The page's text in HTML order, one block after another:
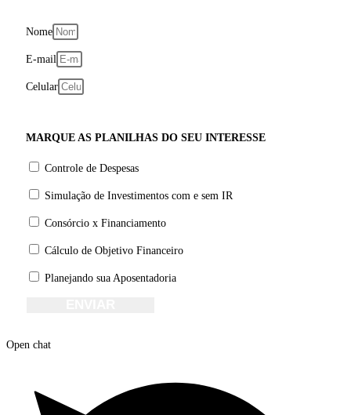
Nome
E-mail
Celular
MARQUE AS PLANILHAS DO SEU INTERESSE
Controle de Despesas
Simulação de Investimentos com e sem IR
Consórcio x Financiamento
Cálculo de Objetivo Financeiro
Planejando sua Aposentadoria
Open chat